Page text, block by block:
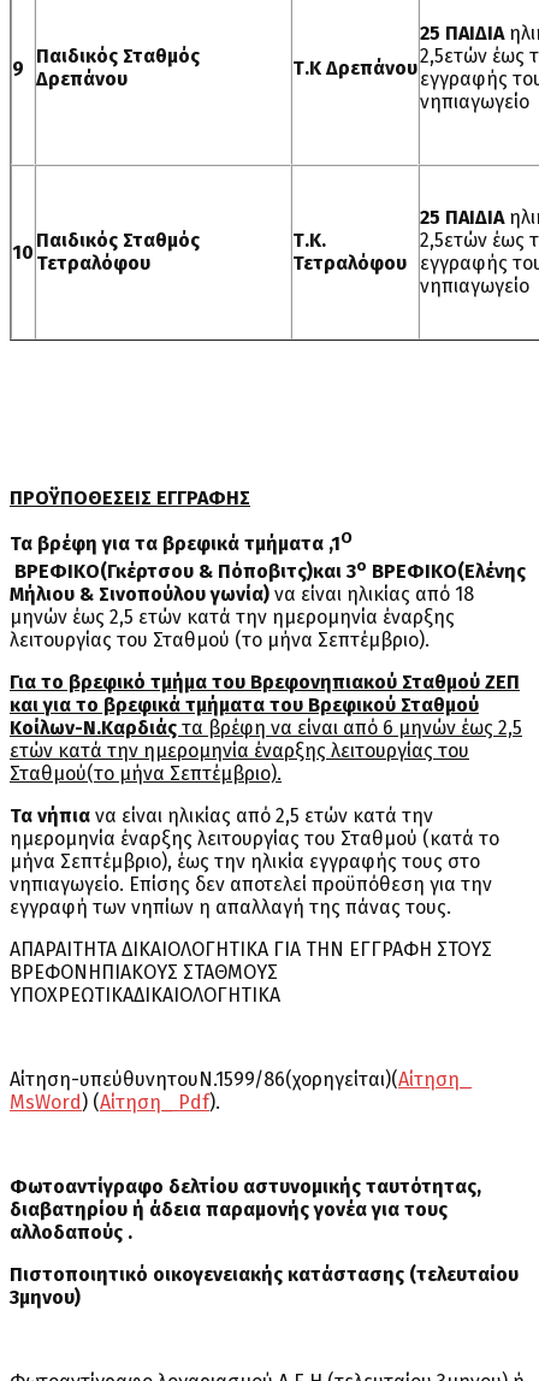
9
Παιδικός Σταθμός
Δρεπάνου
Τ.Κ Δρεπάνου
25 ΠΑΙΔΙΑ
2,5ετών έως
εγγραφής
νηπιαγωγείο
10
Παιδικός Σταθμός
Τετραλόφου
Τ.Κ.
Τετραλόφου
25 ΠΑΙΔΙΑ
2,5ετών έως
εγγραφής
νηπιαγωγείο
ΠΡΟΫΠΟΘΕΣΕΙΣ ΕΓΓΡΑΦΗΣ
Τα βρέφη για τα βρεφικά τμήματα ,1Ο
ΒΡΕΦΙΚΟ(Γκέρτσου & Πόποβιτς)και 3ο ΒΡΕΦΙΚΟ(Ελένης
Μήλιου & Σινοπούλου γωνία) να είναι ηλικίας από 18
μηνών έως 2,5 ετών κατά την ημερομηνία έναρξης
λειτουργίας του Σταθμού (το μήνα Σεπτέμβριο).
Για το βρεφικό τμήμα του Βρεφονηπιακού Σταθμού ΖΕΠ
και για το βρεφικά τμήματα του Βρεφικού Σταθμού
Κοίλων-Ν.Καρδιάς τα βρέφη να είναι από 6 μηνών έως 2,5
ετών κατά την ημερομηνία έναρξης λειτουργίας του
Σταθμού(το μήνα Σεπτέμβριο).
Τα νήπια να είναι ηλικίας από 2,5 ετών κατά την
ημερομηνία έναρξης λειτουργίας του Σταθμού (κατά το
μήνα Σεπτέμβριο), έως την ηλικία εγγραφής τους στο
νηπιαγωγείο. Επίσης δεν αποτελεί προϋπόθεση για την
εγγραφή των νηπίων η απαλλαγή της πάνας τους.
ΑΠΑΡΑΙΤΗΤΑ ΔΙΚΑΙΟΛΟΓΗΤΙΚΑ ΓΙΑ ΤΗΝ ΕΓΓΡΑΦΗ ΣΤΟΥΣ
ΒΡΕΦΟΝΗΠΙΑΚΟΥΣ ΣΤΑΘΜΟΥΣ
ΥΠΟΧΡΕΩΤΙΚΑΔΙΚΑΙΟΛΟΓΗΤΙΚΑ
Αίτηση-υπεύθυνητουΝ.1599/86(χορηγείται)(Αίτηση_
MsWord) (Αίτηση_ Pdf).
Φωτοαντίγραφο δελτίου αστυνομικής ταυτότητας,
διαβατηρίου ή άδεια παραμονής γονέα για τους
αλλοδαπούς .
Πιστοποιητικό οικογενειακής κατάστασης (τελευταίου
3μηνου)